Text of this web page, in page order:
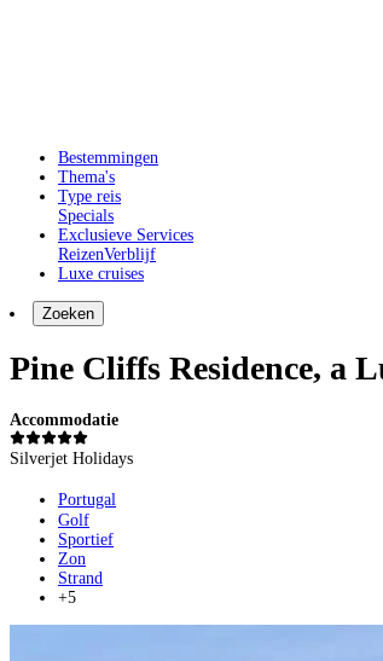
Bestemmingen
Thema's
Type reis
Specials
Exclusieve Services
ReizenVerblijf
Luxe cruises
Zoeken
Pine Cliffs Residence, a
Accommodatie
Silverjet Holidays
Portugal
Golf
Sportief
Zon
Strand
+5